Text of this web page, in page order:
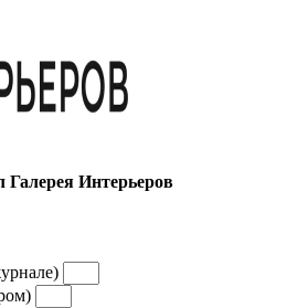
Интерьеров